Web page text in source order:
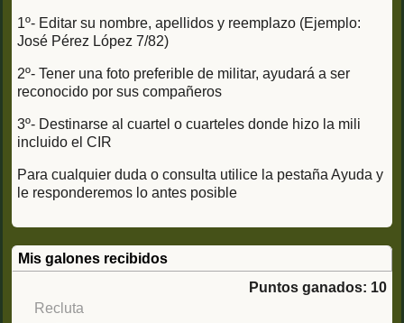
1º- Editar su nombre, apellidos y reemplazo (Ejemplo:
José Pérez López 7/82)
2º- Tener una foto preferible de militar, ayudará a ser
reconocido por sus compañeros
3º- Destinarse al cuartel o cuarteles donde hizo la mili
incluido el CIR
Para cualquier duda o consulta utilice la pestaña Ayuda y
le responderemos lo antes posible
Mis galones recibidos
Puntos ganados: 10
Recluta